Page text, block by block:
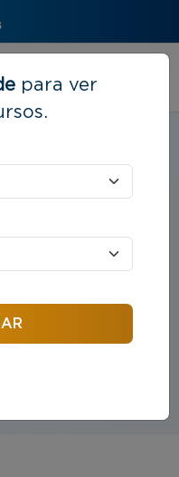
entre indivíduos
para ver